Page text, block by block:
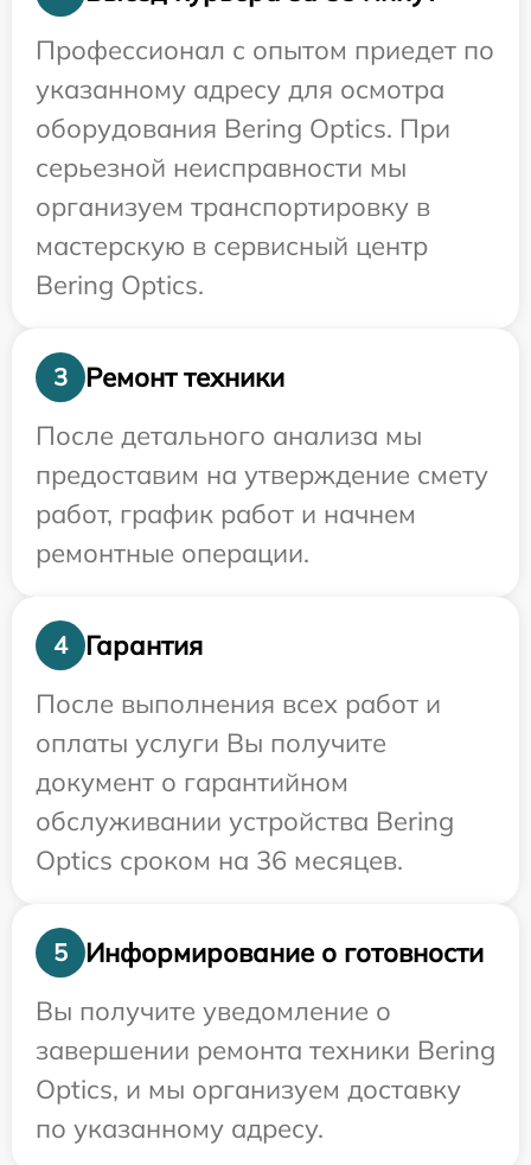
Профессионал с опытом приедет по
указанному адресу для осмотра
оборудования Bering Optics. При
серьезной неисправности мы
организуем транспортировку в
мастерскую в сервисный центр
Bering Optics.
3
Ремонт техники
После детального анализа мы
предоставим на утверждение смету
работ, график работ и начнем
ремонтные операции.
4
Гарантия
После выполнения всех работ и
оплаты услуги Вы получите
документ о гарантийном
обслуживании устройства Bering
Optics сроком на 36 месяцев.
5
Информирование о готовности
Вы получите уведомление о
завершении ремонта техники Bering
Optics, и мы организуем доставку
по указанному адресу.